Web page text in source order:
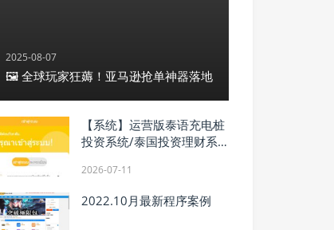
2025-08-07
🖼 全球玩家狂薅！亚马逊抢单神器落地
【系统】运营版泰语充电桩
投资系统/泰国投资理财系
2026-07-11
2022.10月最新程序案例